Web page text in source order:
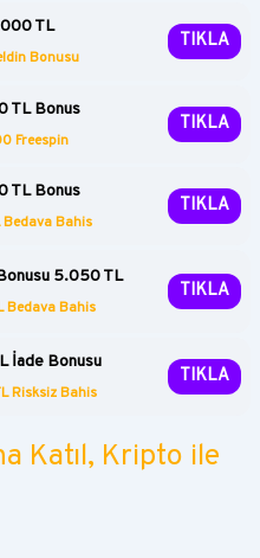
TL
Bonusu
TIKLA
TL Bonus
Freespin
TIKLA
TL Bonus
Bedava Bahis
TIKLA
5.050 TL
Bedava Bahis
TIKLA
İade Bonusu
Risksiz Bahis
TIKLA
Katıl, Kripto ile